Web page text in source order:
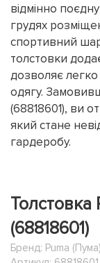
відмінно
грудях
спортивний
толстовки
дозволяє легко
одягу.
(68818601), ви
який стане
гардеробу.
Толстовка
(68818601)
Бренд: Puma (Пума)